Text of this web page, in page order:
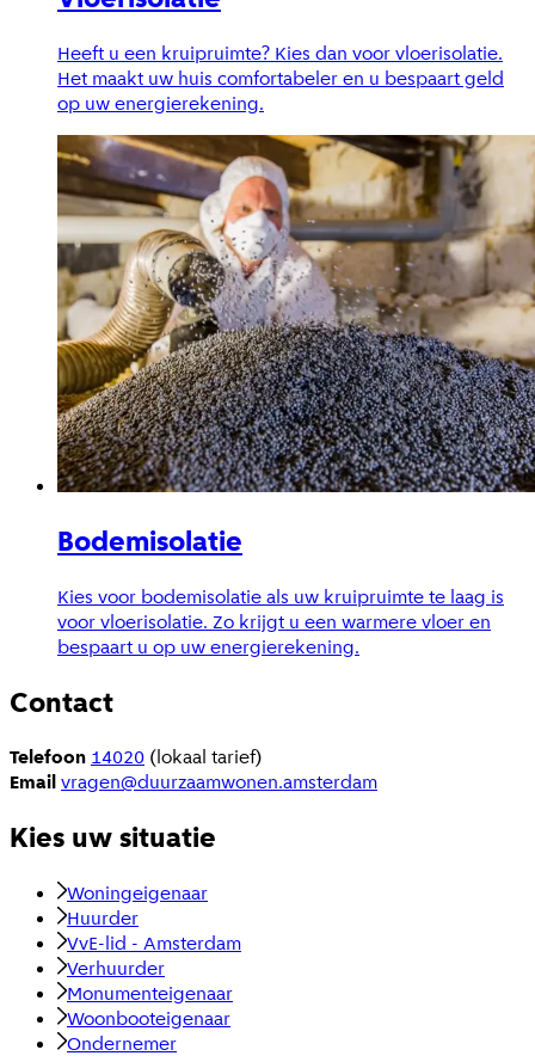
Heeft u een kruipruimte? Kies dan voor vloerisolatie.
Het maakt uw huis comfortabeler en u bespaart geld
op uw energierekening.
Bodemisolatie
Kies voor bodemisolatie als uw kruipruimte te laag is
voor vloerisolatie. Zo krijgt u een warmere vloer en
bespaart u op uw energierekening.
Contact
Telefoon 14020 (lokaal tarief)
Emailvragen@duurzaamwonen.amsterdam
Kies uw situatie
Woningeigenaar
Huurder
VvE-lid - Amsterdam
Verhuurder
Monumenteigenaar
Woonbooteigenaar
Ondernemer